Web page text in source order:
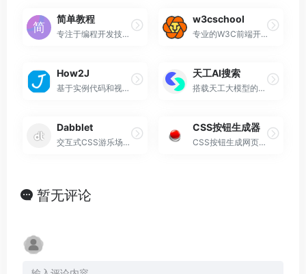
简单教程
专注于编程开发技术入门的在线教育平台
w3cschool
专业的W3C前端开发及编程入门学习平台
How2J
基于实例代码和视频讲解的学习方式为Java职业生涯打下坚实的基础
天工AI搜索
搭载天工大模型的AI技术，国内首款融入大语言模型的 AI 搜索产品
Dabblet
交互式CSS游乐场和代码共享工具
CSS按钮生成器
CSS按钮生成网页设计的在线工具
暂无评论